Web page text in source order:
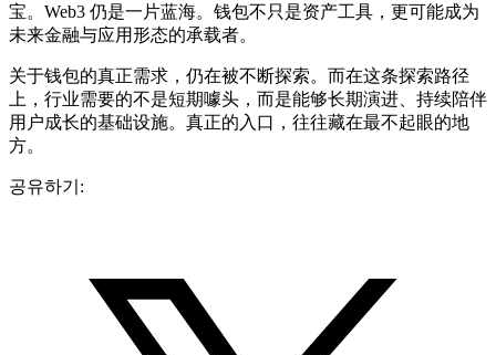
宝。Web3 仍是一片蓝海。钱包不只是资产工具，更可能成为
未来金融与应用形态的承载者。
关于钱包的真正需求，仍在被不断探索。而在这条探索路径
上，行业需要的不是短期噱头，而是能够长期演进、持续陪伴
用户成长的基础设施。真正的入口，往往藏在最不起眼的地
方。
공유하기: